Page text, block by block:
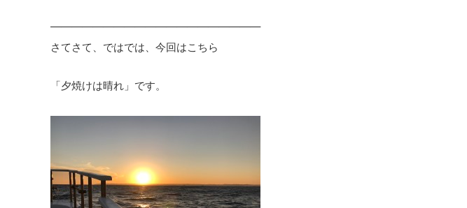
————————————————————
さてさて、ではでは、今回はこちら
「夕焼けは晴れ」です。